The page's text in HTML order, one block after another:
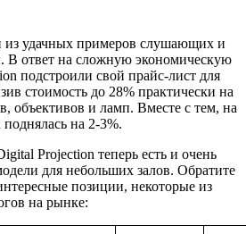
из удачных примеров слушающих и
ответ на сложную экономическую
подстроили свой прайс-лист для
стоимость до 28% практически на
объективов и ламп. Вместе с тем, на
на 2-3%.
Projection теперь есть и очень
для небольших залов. Обратите
позиции, некоторые из
на рынке: